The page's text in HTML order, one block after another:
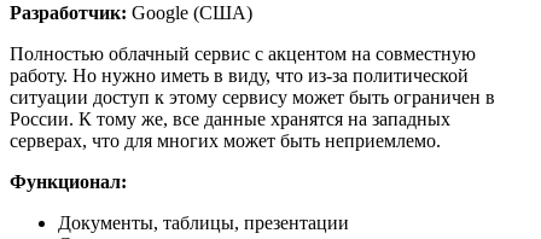
Разработчик: Google (США)
Полностью облачный сервис с акцентом на совместную
работу. Но нужно иметь в виду, что из-за политической
ситуации доступ к этому сервису может быть ограничен в
России. К тому же, все данные хранятся на западных
серверах, что для многих может быть неприемлемо.
Функционал:
Документы, таблицы, презентации